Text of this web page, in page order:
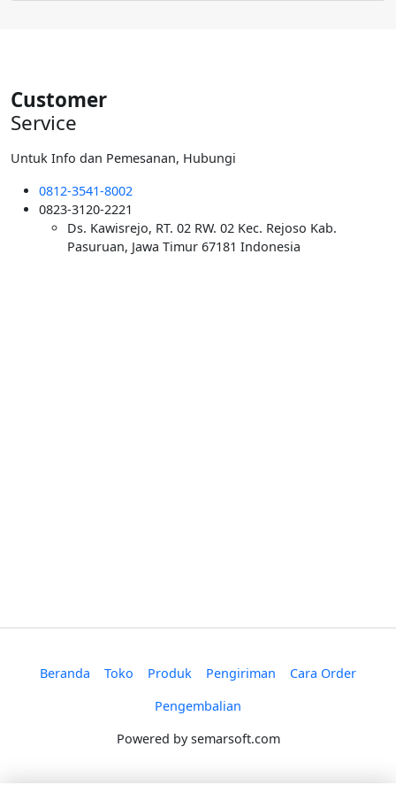
Customer
Service
Untuk Info dan Pemesanan, Hubungi
0812-3541-8002
0823-3120-2221
Ds. Kawisrejo, RT. 02 RW. 02 Kec. Rejoso Kab.
Pasuruan, Jawa Timur 67181 Indonesia
Beranda Toko Produk Pengiriman
Cara Order
Pengembalian
Powered bysemarsoft.com